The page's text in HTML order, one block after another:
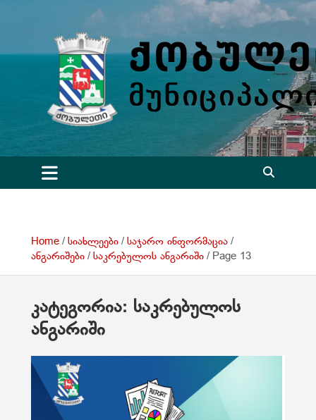
p
e
Home სიახლეები
საჯარო ინფორმაცია
ანგარიშები
საკრებულოს ანგარიში Page 13
კატეგორია: საკრებულოს
ანგარიში